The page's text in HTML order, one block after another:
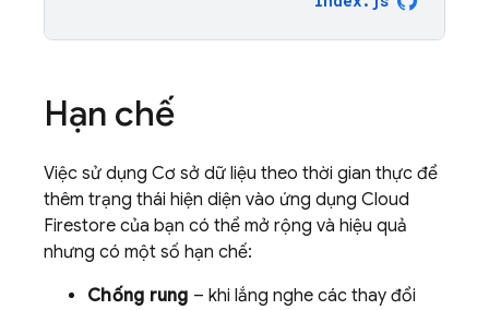
Hạn chế
Việc sử dụng Cơ sở dữ liệu theo thời gian thực để
thêm trạng thái hiện diện vào ứng dụng Cloud
Firestore của bạn có thể mở rộng và hiệu quả
nhưng có một số hạn chế:
Chống rung – khi lắng nghe các thay đổi